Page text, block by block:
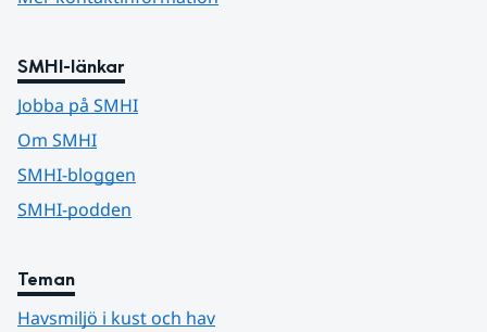
SMHI-länkar
Jobba på SMHI
Om SMHI
SMHI-bloggen
SMHI-podden
Teman
Havsmiljö i kust och hav